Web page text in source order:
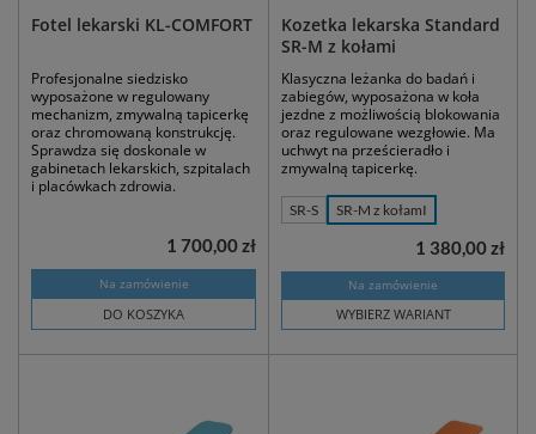
Fotel lekarski KL-COMFORT
Profesjonalne siedzisko
wyposażone w regulowany
mechanizm, zmywalną tapicerkę
oraz chromowaną konstrukcję.
Sprawdza się doskonale w
gabinetach lekarskich, szpitalach
i placówkach zdrowia.
Na zamówienie
DO KOSZYKA
1 700,00 zł
Kozetka lekarska Standard
SR-M z kołami
Klasyczna leżanka do badań i
zabiegów, wyposażona w koła
jezdne z możliwością blokowania
oraz regulowane wezgłowie. Ma
uchwyt na prześcieradło i
zmywalną tapicerkę.
SR-S SR-M z kołamI
Na zamówienie
WYBIERZ WARIANT
1 380,00 zł